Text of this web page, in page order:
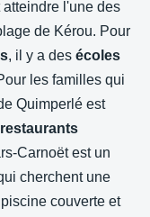
l'une des
de Kérou. Pour
, il y a des écoles
les familles qui
Quimperlé est
Carnoët est un
cherchent une
couverte et